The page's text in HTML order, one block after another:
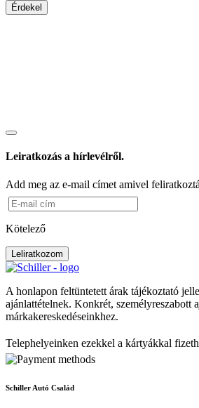
Érdekel
Leiratkozás a hírlevélről.
Add meg az e-mail címet amivel
Kötelező
Leliratkozom
A honlapon feltüntetett árak tájékoztató
ajánlattételnek. Konkrét, személyreszabott
márkakereskedéseinkhez.
Telephelyeinken ezekkel a kártyákkal
Schiller Autó Család